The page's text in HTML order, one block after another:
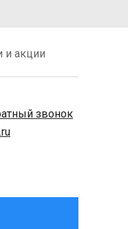
и акции
звонок